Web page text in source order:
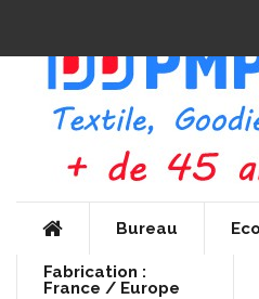
Bureau
Fabrication :
France / Europe